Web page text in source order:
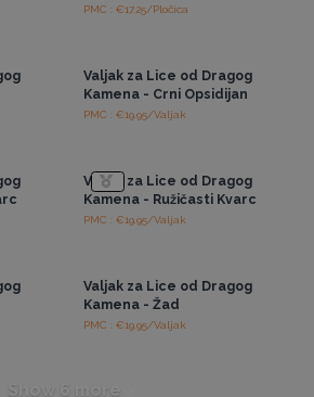
PMC : €17.25/Pločica
Valjak za Lice od Dragog
Kamena - Crni Opsidijan
PMC : €19.95/Valjak
Valjak za Lice od Dragog
Kamena - Ružičasti Kvarc
PMC : €19.95/Valjak
Valjak za Lice od Dragog
Kamena - Žad
PMC : €19.95/Valjak
Show 6 more